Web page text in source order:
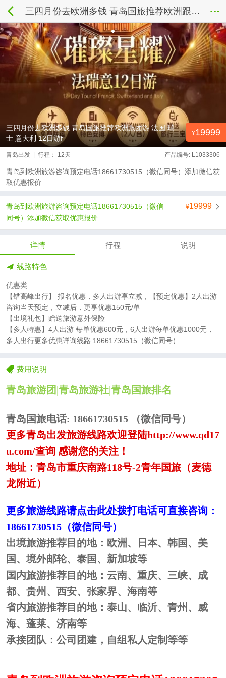
三四月份去欧洲多钱 青岛国旅推荐欧洲跟团游 法国 瑞士 意大利 12日游f
三四月份去欧洲多钱 青岛国旅推荐欧洲跟团游 法国 瑞
士 意大利 12日游f
19999
产品编号: L1033306
青岛出发 | 行程： 12天
青岛到欧洲旅游咨询预定电话18661730515（微信同号）添加微信获
取优惠报价
19999
青岛到欧洲旅游咨询预定电话18661730515（微信
同号）添加微信获取优惠报价
详情 行程 说明
线路特色
优惠类
【错高峰出行】 报名优惠，多人出游享立减，【预定优惠】2人出游
咨询当天预定，立减后，更享优惠150元/单
【出境礼包】赠送旅游意外保险
【多人特惠】4人出游 每单优惠600元，6人出游每单优惠1000元，
多人出行更多优惠详询线路 18661730515（微信同号）
费用说明
青岛旅游团|青岛旅游社|青岛 国旅排名
青岛国旅电话: 18661730515
（微信同号）
更多青岛出发旅游线路欢迎登陆http://www.qd17
u.com/查询 感谢您的关注！
地址：青岛市重庆南路118号-2青年国旅（麦德
龙附近）
更多旅游线路请点击此处拨打电话可直接咨询 ：
18661730515 （微信同号）
出境旅游推荐目的地：欧洲、日本、韩国、美
国、境外邮轮、泰国、新加坡等
国内旅游推荐目的地： 云南、重庆、三峡、 成
都、贵州、西安、张家界、海南等
省内旅游推荐目的地：泰山、临沂、青州、威
海、蓬莱、济南等
承接团队：公司团建，自组私人定制等等